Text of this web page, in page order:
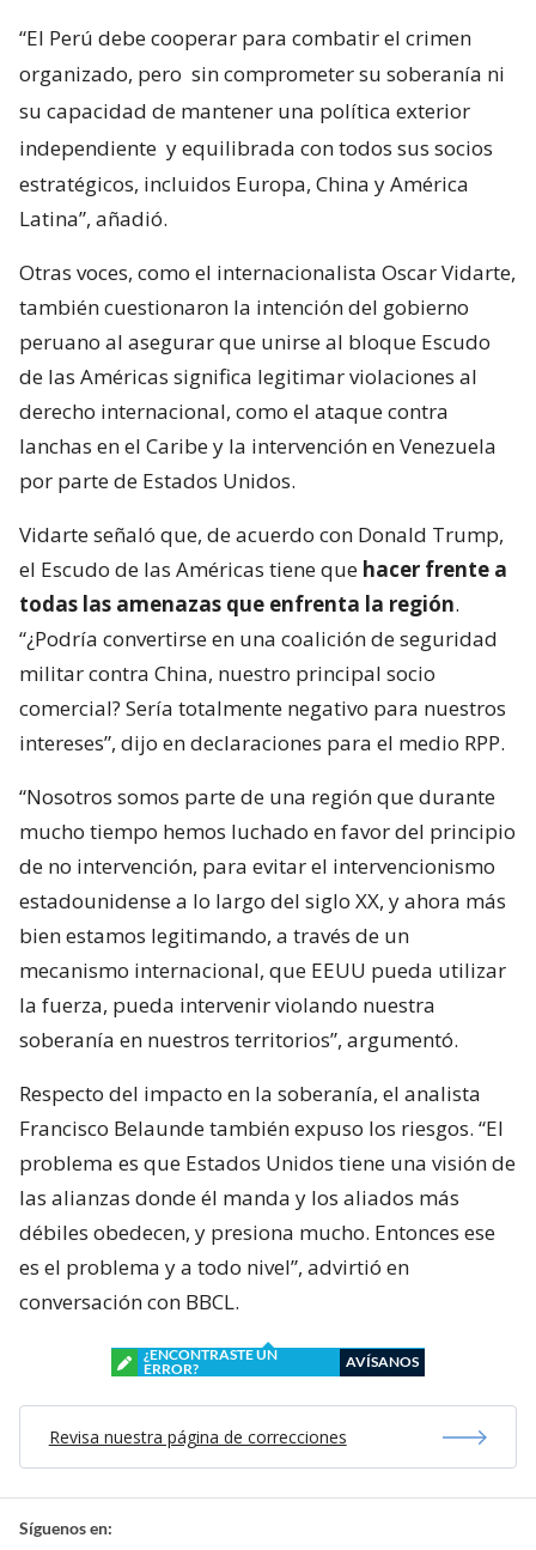
“El Perú debe cooperar para combatir el crimen
organizado, pero sin comprometer su soberanía ni
su capacidad de mantener una política exterior
independiente y equilibrada con todos sus socios
estratégicos, incluidos Europa, China y América
Latina”, añadió.
Otras voces, como el internacionalista Oscar Vidarte,
también cuestionaron la intención del gobierno
peruano al asegurar que unirse al bloque Escudo
de las Américas significa legitimar violaciones al
derecho internacional, como el ataque contra
lanchas en el Caribe y la intervención en Venezuela
por parte de Estados Unidos.
Vidarte señaló que, de acuerdo con Donald Trump,
el Escudo de las Américas tiene que hacer frente a
todas las amenazas que enfrenta la región.
“¿Podría convertirse en una coalición de seguridad
militar contra China, nuestro principal socio
comercial? Sería totalmente negativo para nuestros
intereses”, dijo en declaraciones para el medio RPP.
“Nosotros somos parte de una región que durante
mucho tiempo hemos luchado en favor del principio
de no intervención, para evitar el intervencionismo
estadounidense a lo largo del siglo XX, y ahora más
bien estamos legitimando, a través de un
mecanismo internacional, que EEUU pueda utilizar
la fuerza, pueda intervenir violando nuestra
soberanía en nuestros territorios”, argumentó.
Respecto del impacto en la soberanía, el analista
Francisco Belaunde también expuso los riesgos. “El
problema es que Estados Unidos tiene una visión de
las alianzas donde él manda y los aliados más
débiles obedecen, y presiona mucho. Entonces ese
es el problema y a todo nivel”, advirtió en
conversación con BBCL.
¿ENCONTRASTE UN
ERROR?
AVÍSANOS
Revisa nuestra página de correcciones
Síguenos en: